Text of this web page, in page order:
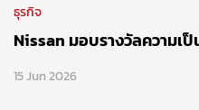
ธุรกิจ
Nissan มอบรางวัลความเ
15 Jun 2026